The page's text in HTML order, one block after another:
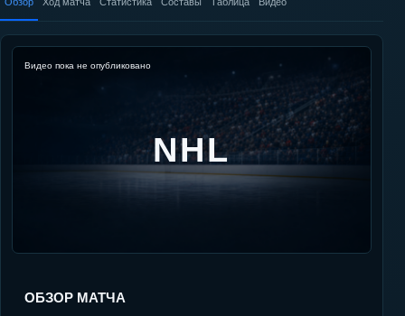
Видео пока не опубликовано
NHL
ОБЗОР МАТЧА